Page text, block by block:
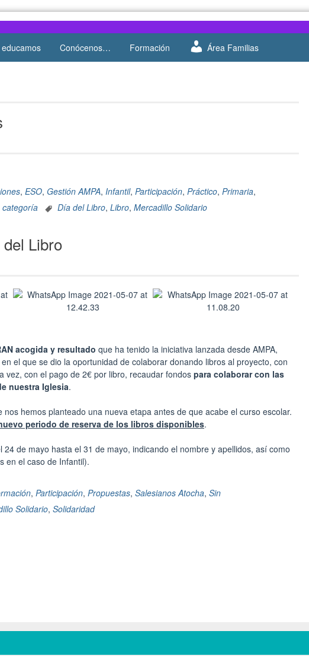
Conócenos… Formación Área Familias
, ESO, Gestión AMPA, Infantil, Participación, Práctico, Primaria,
categoría Día del Libro, Libro, Mercadillo Solidario
Libro
acogida y resultado que ha tenido la iniciativa lanzada desde AMPA,
el que se dio la oportunidad de colaborar donando libros al proyecto, con
vez, con el pago de 2€ por libro, recaudar fondos para colaborar con las
nuestra Iglesia.
hemos planteado una nueva etapa antes de que acabe el curso escolar.
periodo de reserva de los libros disponibles.
de mayo hasta el 31 de mayo, indicando el nombre y apellidos, así como
en el caso de Infantil).
, Participación, Propuestas, Salesianos Atocha, Sin
Solidario, Solidaridad